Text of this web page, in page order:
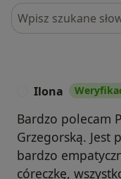
Szukaj w opiniach
Ilona
Bardzo polecam
Grzegorską. Jest
bardzo
córeczkę,